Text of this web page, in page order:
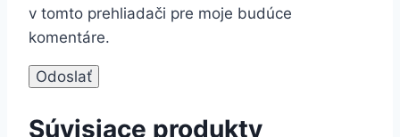
v tomto prehliadači pre moje budúce
komentáre.
Súvisiace produkty